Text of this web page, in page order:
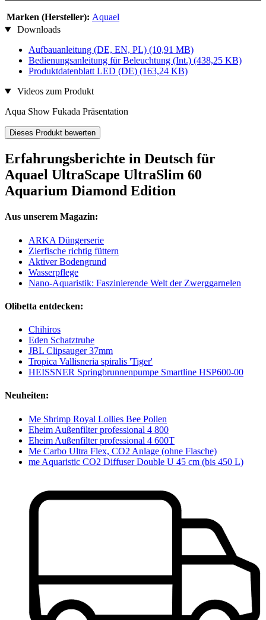
Marken (Hersteller): Aquael
Downloads
Aufbauanleitung (DE, EN, PL) (10,91 MB)
Bedienungsanleitung für Beleuchtung (Int.) (438,25 KB)
Produktdatenblatt LED (DE) (163,24 KB)
Videos zum Produkt
Aqua Show Fukada Präsentation
Dieses Produkt bewerten
Erfahrungsberichte in Deutsch für
Aquael UltraScape UltraSlim 60
Aquarium Diamond Edition
Aus unserem Magazin:
ARKA Düngerserie
Zierfische richtig füttern
Aktiver Bodengrund
Wasserpflege
Nano-Aquaristik: Faszinierende Welt der Zwerggarnelen
Olibetta entdecken:
Chihiros
Eden Schatztruhe
JBL Clipsauger 37mm
Tropica Vallisneria spiralis 'Tiger'
HEISSNER Springbrunnenpumpe Smartline HSP600-00
Neuheiten:
Me Shrimp Royal Lollies Bee Pollen
Eheim Außenfilter professional 4 800
Eheim Außenfilter professional 4 600T
Me Carbo Ultra Flex, CO2 Anlage (ohne Flasche)
me Aquaristic CO2 Diffuser Double U 45 cm (bis 450 L)